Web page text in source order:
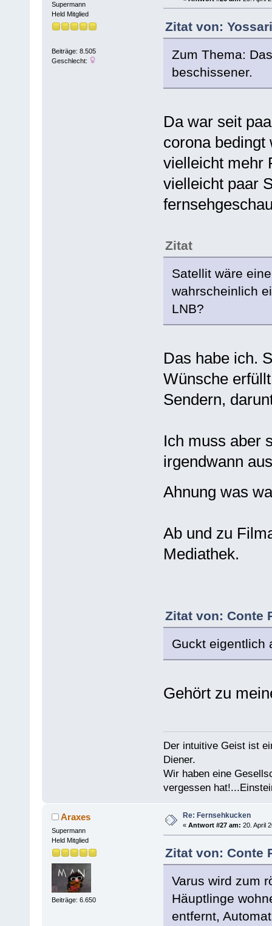
Supermann
Held Mitglied
Beiträge: 8.505
Geschlecht:
Zitat von:
Zum Thema:
beschissener.
Da war seit
corona bedingt
vielleicht mehr
vielleicht paar
Zitat
Satellit wäre
wahrscheinlich
LNB?
Das habe ich.
Wünsche
Sendern,
Ich muss aber
irgendwann
Ahnung was
Ab und zu
Mediathek.
Zitat von: Conte
Guckt eigentlich
Gehört zu
Der intuitive Geist ist
Diener.
Wir haben eine
vergessen
Araxes
Supermann
Held Mitglied
Beiträge: 6.650
Re: Fernsehkucken
« Antwort #27 am: 20. April
Zitat von: Conte
Varus wird zum
Häuptlinge
entfernt,